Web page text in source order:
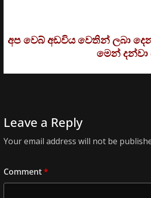
අප වෙබ් අඩවිය වෙතින් ලබා
මෙන් දන්වා
Leave a Reply
Your email address will not be
Comment*